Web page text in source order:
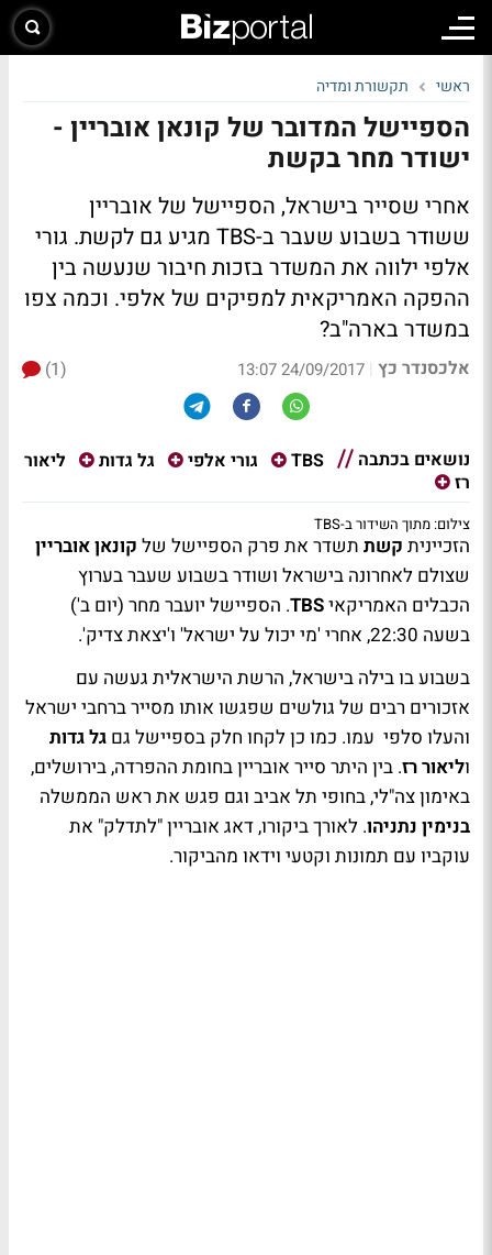
ראשי תקשורת ומדיה
הספיישל המדובר של קונאן אובריין -
ישודר מחר בקשת
אחרי שסייר בישראל, הספיישל של אובריין
ששודר בשבוע שעבר ב-TBS מגיע גם לקשת. גורי
אלפי ילווה את המשדר בזכות חיבור שנעשה בין
ההפקה האמריקאית למפיקים של אלפי. וכמה צפו
במשדר בארה"ב?
אלכסנדר כץ |
24/09/2017 13:07
(1)
נושאים בכתבה TBS גורי אלפי גל גדות
ליאור
רז
צילום: מתוך השידור ב-TBS
הזכיינית קשת תשדר את פרק הספיישל של קונאן אובריין
שצולם לאחרונה בישראל ושודר בשבוע שעבר בערוץ
הכבלים האמריקאיTBS. הספיישל יועבר מחר (יום ב')
בשעה 22:30, אחרי 'מי יכול על ישראל' ו'יצאת צדיק'.
בשבוע בו בילה בישראל, הרשת הישראלית געשה עם
אזכורים רבים של גולשים שפגשו אותו מסייר ברחבי ישראל
והעלו סלפי עמו. כמו כן לקחו חלק בספיישל גם גל גדות
וליאור רז. בין היתר סייר אובריין בחומת ההפרדה, בירושלים,
באימון צה"לי, בחופי תל אביב וגם פגש את ראש הממשלה
בנימין נתניהו. לאורך ביקורו, דאג אובריין "לתדלק" את
עוקביו עם תמונות וקטעי וידאו מהביקור.